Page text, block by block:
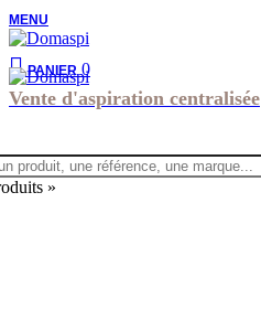
MENU
PANIER 0
Vente d'aspiration centralisée
»